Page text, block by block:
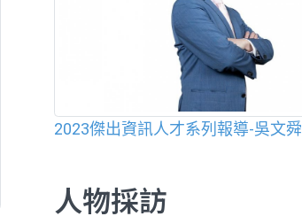
2023傑出資訊人才系列報導-吳文舜
人物採訪